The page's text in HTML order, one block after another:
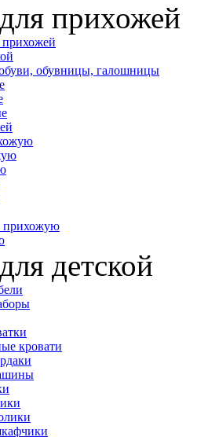
прихожей
обувницы, галошницы
прихожую
детской
кровати